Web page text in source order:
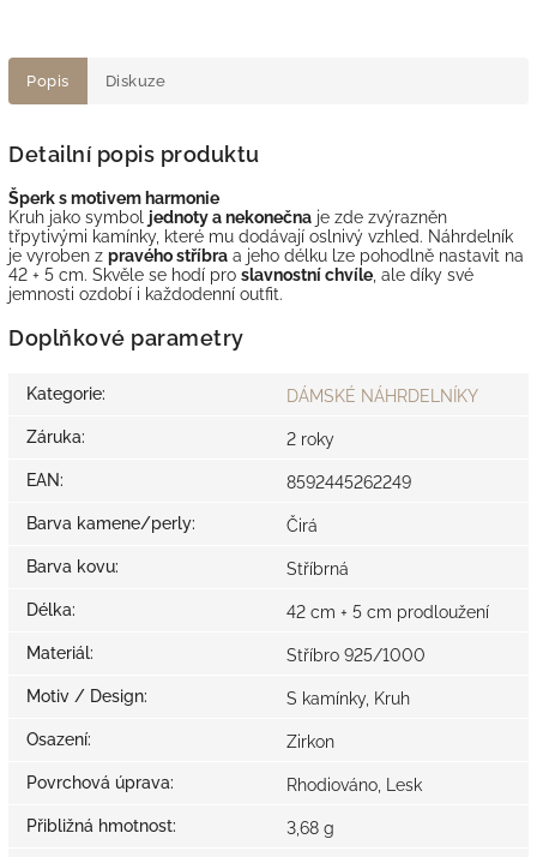
Popis Diskuze
Detailní popis produktu
Šperk s motivem harmonie
Kruh jako symbol jednoty a nekonečna je zde zvýrazněn
třpytivými kamínky, které mu dodávají oslnivý vzhled. Náhrdelník
je vyroben z pravého stříbra a jeho délku lze pohodlně nastavit na
42 + 5 cm. Skvěle se hodí pro slavnostní chvíle , ale díky své
jemnosti ozdobí i každodenní outfit.
Doplňkové parametry
Kategorie: DÁMSKÉ NÁHRDELNÍKY
Záruka: 2 roky
EAN: 8592445262249
Barva kamene/perly: Čirá
Barva kovu: Stříbrná
Délka: 42 cm + 5 cm prodloužení
Materiál: Stříbro 925/1000
Motiv / Design: S kamínky, Kruh
Osazení: Zirkon
Povrchová úprava: Rhodiováno, Lesk
Přibližná hmotnost: 3,68 g